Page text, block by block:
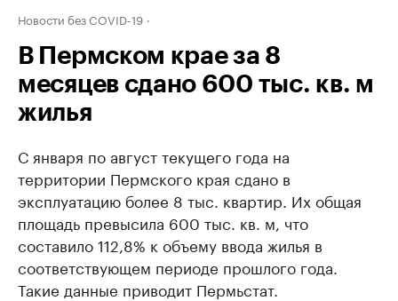
Новости без COVID-19
В Пермском крае за 8
месяцев сдано 600 тыс. кв. м
жилья
С января по август текущего года на
территории Пермского края сдано в
эксплуатацию более 8 тыс. квартир. Их общая
площадь превысила 600 тыс. кв. м, что
составило 112,8% к объему ввода жилья в
соответствующем периоде прошлого года.
Такие данные приводит Пермьстат.